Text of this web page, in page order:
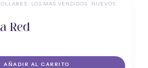
· LOS MAS VENDIDOS · NUEVOS
Red
AÑADIR AL CARRITO